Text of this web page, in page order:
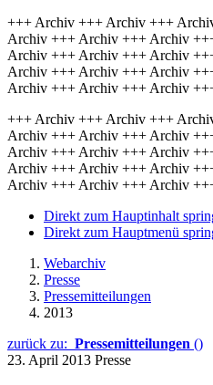
+++ Archiv +++ Archiv +++
Archiv +++ Archiv +++ Archiv
Archiv +++ Archiv +++ Archiv
Archiv +++ Archiv +++ Archiv
Archiv +++ Archiv +++ Archiv
+++ Archiv +++ Archiv +++
Archiv +++ Archiv +++ Archiv
Archiv +++ Archiv +++ Archiv
Archiv +++ Archiv +++ Archiv
Archiv +++ Archiv +++ Archiv
Direkt zum Hauptinhalt
Direkt zum Hauptmenü
Webarchiv
Presse
Pressemitteilungen
2013
zurück zu: Pressemitteilungen ()
23. April 2013 Presse